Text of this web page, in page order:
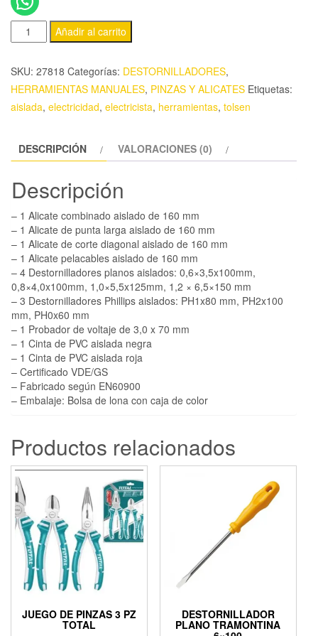
Añadir al carrito
SKU: 27818 Categorías: DESTORNILLADORES,
HERRAMIENTAS MANUALES, PINZAS Y ALICATES Etiquetas:
aislada, electricidad, electricista, herramientas, tolsen
DESCRIPCIÓN VALORACIONES (0)
Descripción
– 1 Alicate combinado aislado de 160 mm
– 1 Alicate de punta larga aislado de 160 mm
– 1 Alicate de corte diagonal aislado de 160 mm
– 1 Alicate pelacables aislado de 160 mm
– 4 Destornilladores planos aislados: 0,6×3,5x100mm,
0,8×4,0x100mm, 1,0×5,5x125mm, 1,2 × 6,5×150 mm
– 3 Destornilladores Phillips aislados: PH1x80 mm, PH2x100
mm, PH0x60 mm
– 1 Probador de voltaje de 3,0 x 70 mm
– 1 Cinta de PVC aislada negra
– 1 Cinta de PVC aislada roja
– Certificado VDE/GS
– Fabricado según EN60900
– Embalaje: Bolsa de lona con caja de color
Productos relacionados
JUEGO DE PINZAS 3 PZ
TOTAL
DESTORNILLADOR
PLANO TRAMONTINA